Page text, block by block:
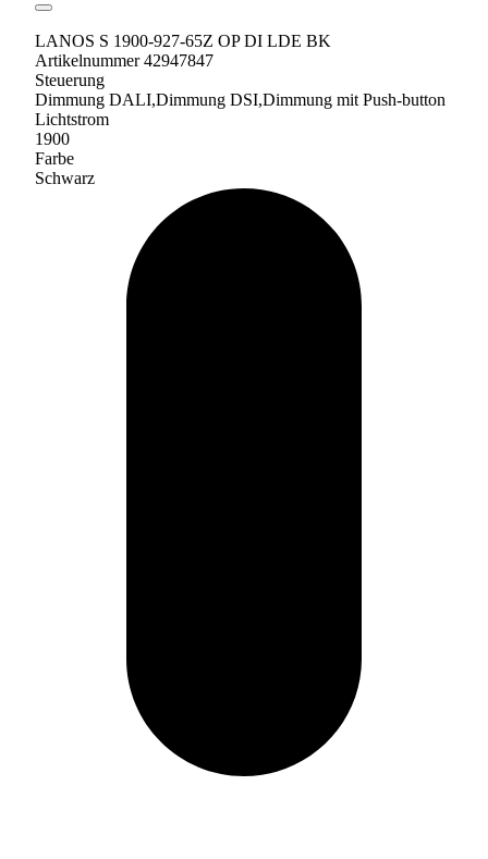
LANOS S 1900-927-65Z OP DI LDE BK
Artikelnummer 42947847
Steuerung
Dimmung DALI,Dimmung DSI,Dimmung mit Push-button
Lichtstrom
1900
Farbe
Schwarz